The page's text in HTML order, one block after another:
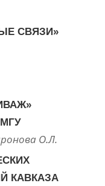
СВЯЗИ»
О.Л.
КАВКАЗА